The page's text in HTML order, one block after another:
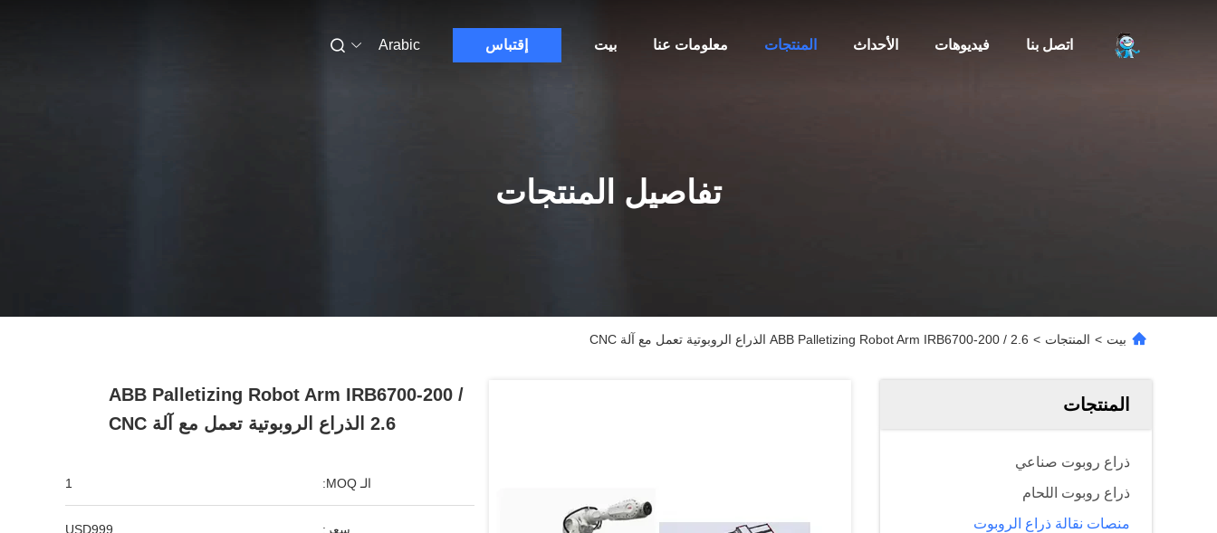
بيت معلومات عنا المنتجات الأحداث فيديوهات اتصل بنا إقتباس Arabic
تفاصيل المنتجات
بيت > المنتجات > ABB Palletizing Robot Arm IRB6700-200 / 2.6 الذراع الروبوتية تعمل مع آلة CNC
المنتجات
ذراع روبوت صناعي
ذراع روبوت اللحام
منصات نقالة ذراع الروبوت
ABB Palletizing Robot Arm IRB6700-200 /
2.6 الذراع الروبوتية تعمل مع آلة CNC
الـ MOQ: 1
سعر: USD999